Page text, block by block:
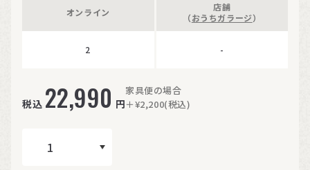
オンライン
2
店舗
（おうちガラージ）
-
税込 22,990 円
家具便の場合
＋¥2,200(税込)